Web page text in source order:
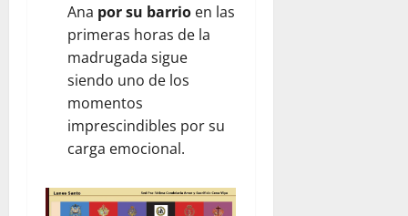
Ana por su barrio en las
primeras horas de la
madrugada sigue
siendo uno de los
momentos
imprescindibles por su
carga emocional.